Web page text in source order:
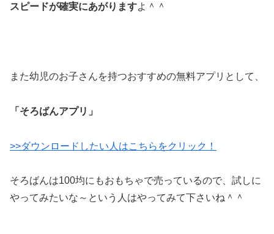
スピードが確実にあがりますよ＾＾
また幼児のお子さんを持つおすすめの無料アプリとして、
「そろばんアプリ」
>>ダウンロードしたい人はこちらをクリック！
そろばんは100均にもおもちゃで売っているので、試しに
やってみたいな～という人はやってみて下さいね＾＾